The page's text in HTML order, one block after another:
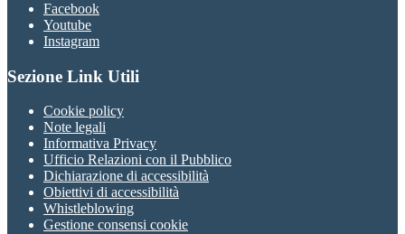
Facebook
Youtube
Instagram
Sezione Link Utili
Cookie policy
Note legali
Informativa Privacy
Ufficio Relazioni con il Pubblico
Dichiarazione di accessibilità
Obiettivi di accessibilità
Whistleblowing
Gestione consensi cookie